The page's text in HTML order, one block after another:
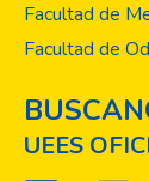
Facultad de
Facultad de
UEES